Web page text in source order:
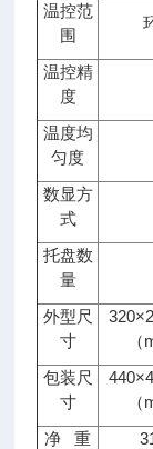
温控范
围
温控精
度
温度均
匀度
数显方
式
托盘数
量
外型尺
寸
（
包装尺
寸
（
净 重